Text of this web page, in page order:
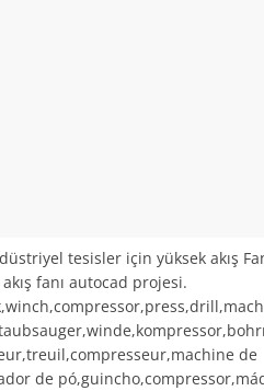
tesisler için yüksek akış
fanı autocad projesi.
de
de